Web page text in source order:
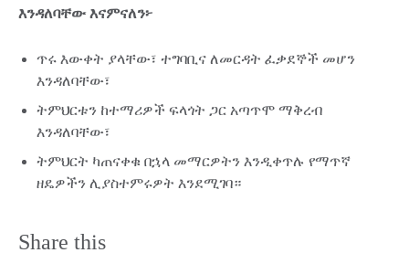
እንዳለባቸው እናምናለን፦
ጥሩ እውቀት ያላቸው፣ ተግባቢና ለመርዳት ፈቃደኞች መሆን
እንዳለባቸው፣
ትምህርቱን ከተማሪዎች ፍላጎት ጋር አጣጥሞ ማቅረብ
እንዳለባቸው፣
ትምህርት ካጠናቀቁ በኋላ መማርዎትን እንዲቀጥሉ የማጥኛ
ዘዴዎችን ሊያስተምሩዎት እንደሚገባ።
Share this